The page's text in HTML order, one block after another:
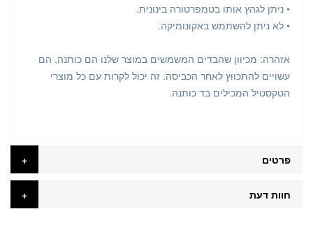
• ניתן לגהץ אותו בטמפרטורה בינונית.
• לא ניתן להשתמש באקונומיקה.
אזהרה: מכיוון שהבדים המשמשים במוצר שלנו הם כותנה, הם
עשויים להתכווץ לאחר הכביסה. זה יכול לקרות עם כל מוצרי
הטקסטיל המכילים בד כותנה.
פרטים
חוות דעת